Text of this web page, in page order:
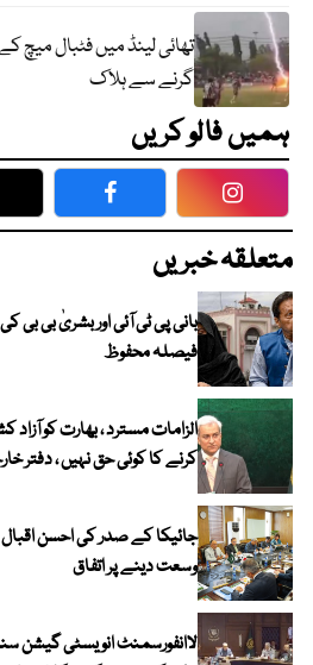
تھائی لینڈ میں فٹبال میچ
گرنے سے ہلاک
ہمیں فالو کریں
Facebook
متعلقہ خبریں
بانی پی ٹی آئی اور بشریٰ بی بی
فیصلہ محفوظ
الزامات مسترد ، بھارت کو
کرنے کا کوئی حق نہیں ، دفتر
جائیکا کے صدر کی احسن اقبال
وسعت دینے پر اتفاق
لاانفورسمنٹ انویسٹی گیشن